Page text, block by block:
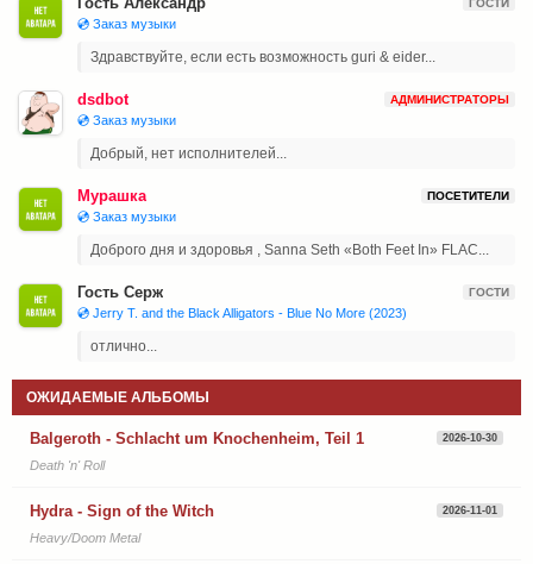
ГОСТИ
💿 Заказ музыки
Здравствуйте, если есть возможность guri & eider...
dsdbot АДМИНИСТРАТОРЫ
💿 Заказ музыки
Добрый, нет исполнителей...
Мурашка ПОСЕТИТЕЛИ
💿 Заказ музыки
Доброго дня и здоровья , Sanna Seth «Both Feet In» FLAC...
Гость Серж ГОСТИ
💿 Jerry T. and the Black Alligators - Blue No More (2023)
отлично...
ОЖИДАЕМЫЕ АЛЬБОМЫ
Balgeroth - Schlacht um Knochenheim, Teil 1 2026-10-30
Death 'n' Roll
Hydra - Sign of the Witch 2026-11-01
Heavy/Doom Metal